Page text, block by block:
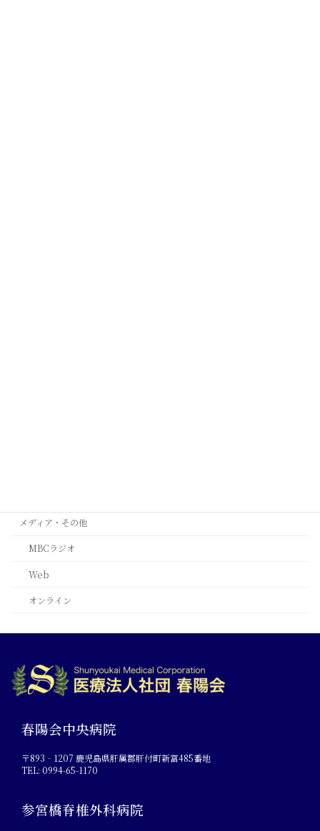
メディア・その他
MBCラジオ
Web
オンライン
春陽会中央病院
〒893‐1207 鹿児島県肝属郡肝付町新富485番地
TEL: 0994-65-1170
参宮橋脊椎外科病院